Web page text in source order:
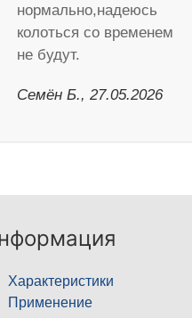
нормально,надеюсь
колоться со временем
не будут.
Семён Б., 27.05.2026
Характеристики
Применение